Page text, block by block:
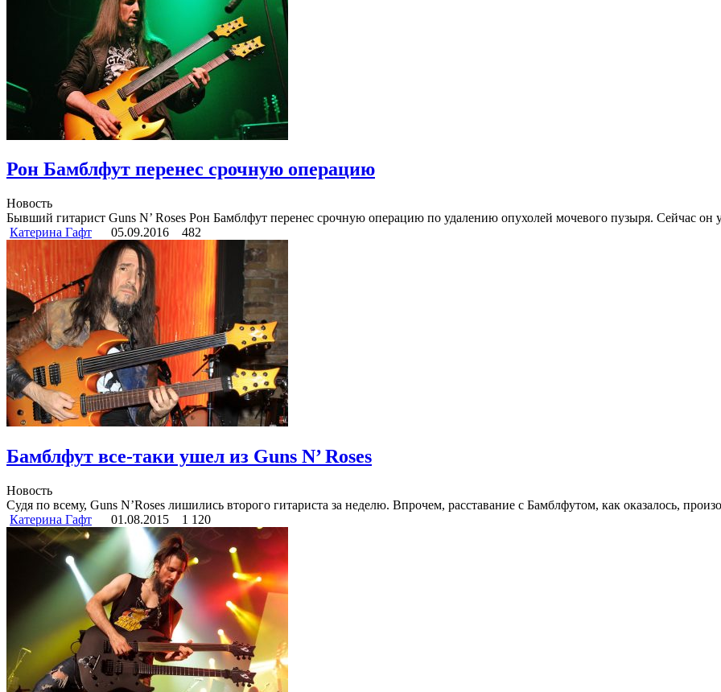
Рон Бамблфут перенес срочную операцию
Новость
Бывший гитарист Guns N’ Roses Рон Бамблфут перенес срочную операцию по удалению опухолей мочевого пузыря. Сейчас он
Катерина Гафт
05.09.2016 482
Бамблфут все-таки ушел из Guns N’ Roses
Новость
Судя по всему, Guns N’Roses лишились второго гитариста за неделю. Впрочем, расставание с Бамблфутом, как оказалось,
Катерина Гафт
01.08.2015 1 120